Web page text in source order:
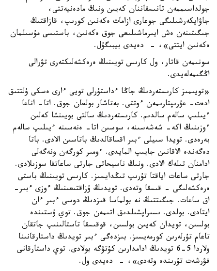
جولداسىممەن تانىسقاننان كەيىن ونىڭ مادەنيەتتى،
جاۋاپكەرشىلىگى جوعارى ازامات ەكەنىن كورىپ، قازاقتىڭ
جىگىتىنەن ەش ايىرماشىلىعى جوق ەكەنىن، باستىسى مۇسىلمان
ەكەنىن ايتتى»، - دەيدى بيبىگۇل.
سونىمەن قاتار، ول كارىس تويىنىڭ ەرەكشەلىكتەرى تۋرالى
اڭگىمەلەيدى.
«تويىمىز كارىستەردىڭ جاڭا ءداستۇرلى تويى ءارى ەسكى ۇلتتىق
ادەت- عۇرىپتارىمەن ءوتتى. بەتاشار بولعان جوق. اتا- اناعا
ءيىلىپ سالەم سالدىم. كارىستەردىڭ سالتى بويىنشا كەلىن
ءوزىنىڭ اكە- شەشەسىنە، سوسىن اتا- ەنەسىنە ءيىلىپ سالەم
بەرەدى. تويدا سىيلى ءبىر اقساقالدىڭ باتاسىن الادى. باتا
دەگەندە الاقانىن جايىپ المايدى. ءومىر كورگەن ونەگەلى
ادامنان تىلەك الادى. ونىڭ ناسيحاتى جارتى ساعاتقا سوزىلادى.
جارتى ساعات اياقتا تۇرىپ تىڭدايسىز. كارىس تويىنىڭ باستى
ەرەكشەلىگى - قىسقا وتەدى. تويدىڭ ۇزاقتىعىنىڭ ءوزى ءبىر-
اق ساعات. جىگىتتىڭ نە بولماسا قىزدىڭ دوسى ءبىر ءان
ايتادى. بولدى. ىسىراپشىلدىق اتىمەن جوق. توي ۇستىندە
بولسىن، تويدان كەيىن بولسىن، قوقىسقا تاستالىنىپ جاتقان
تاعام تۇرلەرىن كورمەيسىز. بىزدەگى ءبىر تويدىڭ داستارقانىنا
ولاردا 5-6 تويدىڭ ادامدارىن كۇتۋگە بولادى. توي داستارقانى
فۋرشەت تۇرىندە وتەدى»، - دەيدى ول.